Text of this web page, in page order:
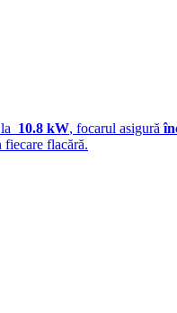
10.8 kW, focarul asigură
flacără.